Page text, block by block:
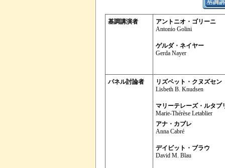
基調講演者
アントニオ・ゴリーニ
Antonio Golini
ゲルダ・ネイヤー
Gerda Nayer
パネル討論者
リズベット・クヌズセン
Lisbeth B. Knudsen
マリーテレーズ・ルタブ
Marie-Thérèse Letablier
アナ・カブレ
Anna Cabré
デイビット・ブラウ
David M. Blau